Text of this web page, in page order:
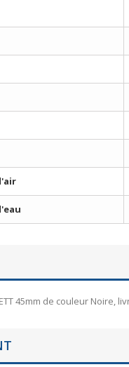
45mm de couleur